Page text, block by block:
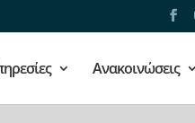
Ανακοινώσεις